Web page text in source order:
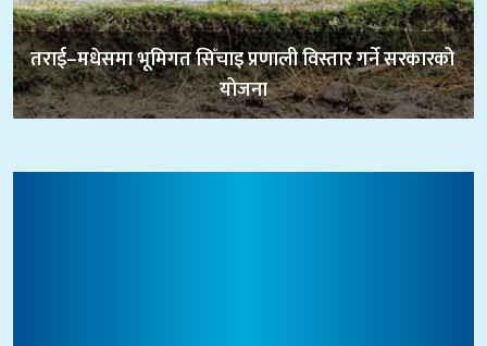
तराई–मधेसमा भूमिगत सिँचाइ प्रणाली विस्तार गर्ने सरकारको
योजना